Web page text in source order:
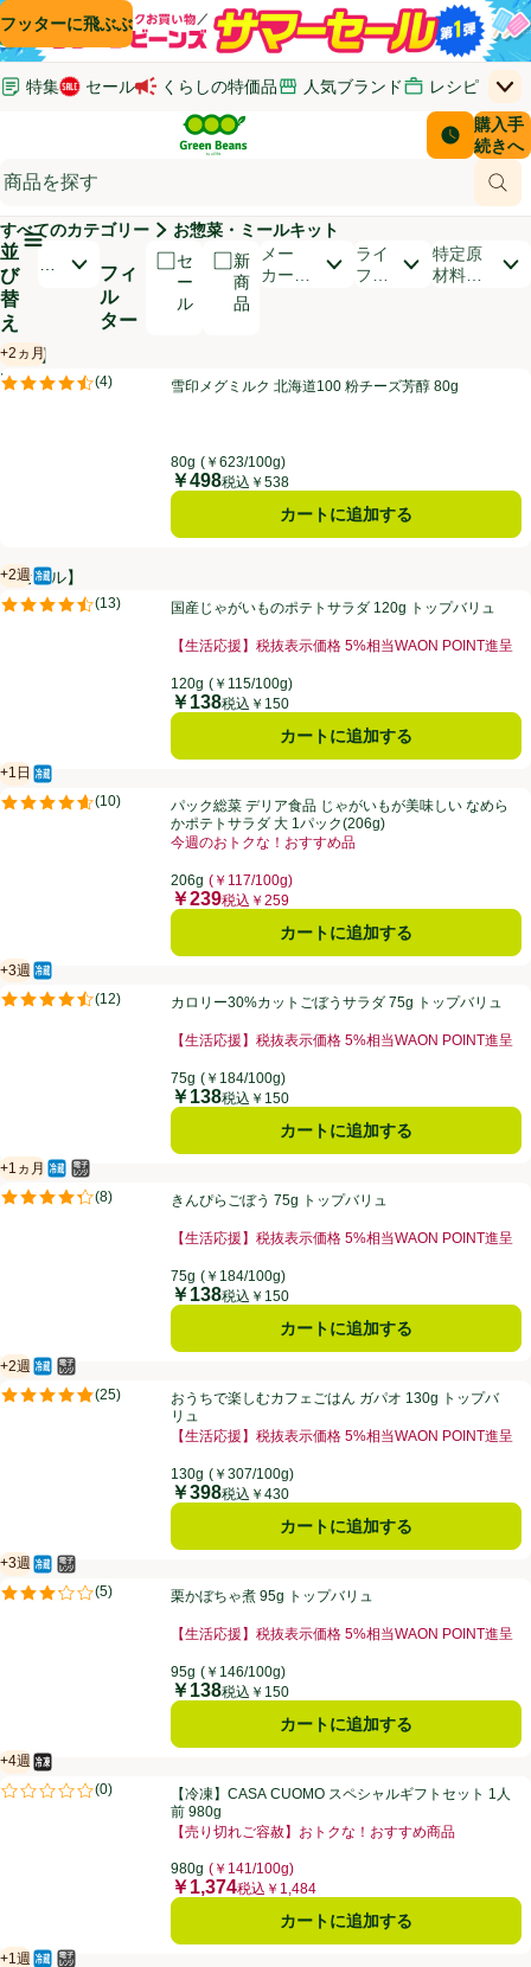
コンテンツに飛ぶ
検索に飛ぶ
フッターに飛ぶ
特集 セール くらしの特価品 人気ブランド レシピ
はじめてのお買い物ガイド
(新しいウィンドウで開く) (新しいウィンドウで開く)
サポート・ヘルプ・お問い合わせ
(新しいウィンドウで開く)
上
Green Beans
商
配送日時
購入手
続きへ
お客さ
￥0
メインメニュ―ボタン
すべてのカテゴリー お惣菜・ミールキット
並
び
替
え
開いて並び替えオプションのリストを見る
順
フィ
ル
ター
セ
ー
ル
新
商
品
メー
カー・
ライ
フス
特定原
材料
商品リスト
【PR】
PR
PR
雪印メグミルク 北海道100 粉チーズ芳醇 80g
+2ヵ月
賞味・消費期限保証：2ヵ月
(4)
評価は4件のレビューで5点中4.5点。雪印メグミルク 北海道100 粉チーズ芳醇 80g
80g (￥623/100g)
価格
￥498税込￥538
カートに追加する
【セール】
国産じゃがいものポテトサラダ 120g トップバリュ
+2週
賞味・消費期限保証：2週間
冷蔵食品
(13)
評価は13件のレビューで5点中4.5点。国産じゃがいものポテトサラダ 120g トップバリュ
【生活応援】税抜表示価格 5%相当WAON POINT進呈
120g (￥115/100g)
価格
￥138税込￥150
カートに追加する
パック総菜 デリア食品 じゃがいもが美味しい なめらかポテトサラダ
+1日
賞味・消費期限保証：1日
冷蔵食品
(10)
評価は10件のレビューで5点中4.6点。パック総菜 デリア食品 じゃがいもが美味しい なめら
かポテトサラダ 大 1パック(206g)
今週のおトクな！おすすめ品
206g (￥117/100g)
価格
￥239税込￥259
カートに追加する
カロリー30%カットごぼうサラダ 75g トップバリュ
+3週
賞味・消費期限保証：3週間
冷蔵食品
(12)
評価は12件のレビューで5点中4.5点。カロリー30%カットごぼうサラダ 75g トップバリュ
【生活応援】税抜表示価格 5%相当WAON POINT進呈
75g (￥184/100g)
価格
￥138税込￥150
カートに追加する
きんぴらごぼう 75g トップバリュ
+1ヵ月
賞味・消費期限保証：1ヵ月
冷蔵食品
電子レンジ使用可
(8)
評価は8件のレビューで5点中4.3点。きんぴらごぼう 75g トップバリュ
【生活応援】税抜表示価格 5%相当WAON POINT進呈
75g (￥184/100g)
価格
￥138税込￥150
カートに追加する
おうちで楽しむカフェごはん ガパオ 130g トップバリュ
+2週
賞味・消費期限保証：2週間
冷蔵食品
電子レンジ使用可
(25)
評価は25件のレビューで5点中4.8点。おうちで楽しむカフェごはん ガパオ 130g トップバ
リュ
【生活応援】税抜表示価格 5%相当WAON POINT進呈
130g (￥307/100g)
価格
￥398税込￥430
カートに追加する
栗かぼちゃ煮 95g トップバリュ
+3週
賞味・消費期限保証：3週間
冷蔵食品
電子レンジ使用可
(5)
評価は5件のレビューで5点中3.2点。
栗かぼちゃ煮 95g トップバリュ
【生活応援】税抜表示価格 5%相当WAON POINT進呈
95g (￥146/100g)
価格
￥138税込￥150
カートに追加する
【冷凍】CASA CUOMO スペシャルギフトセット 1人前 980g
+4週
賞味・消費期限保証：4週間
冷凍食品
(0)
評価は0件のレビューで5点中0.0点。【冷凍】CASA CUOMO スペシャルギフトセット 1人
前 980g
【売り切れご容赦】おトクな！おすすめ商品
980g (￥141/100g)
価格
￥1,374税込￥1,484
カートに追加する
+1週